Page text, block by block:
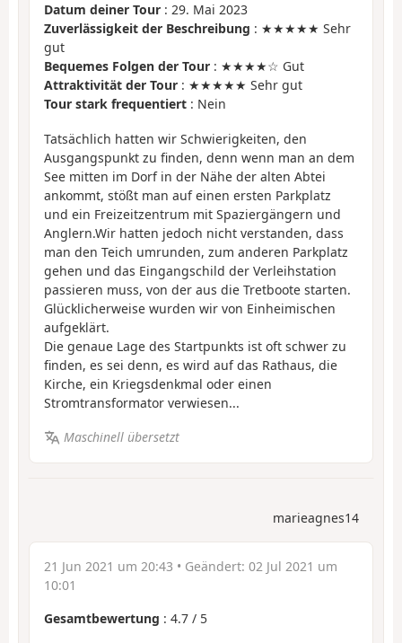
Datum deiner Tour : 29. Mai 2023
Zuverlässigkeit der Beschreibung : ★★★★★ Sehr
gut
Bequemes Folgen der Tour : ★★★★☆ Gut
Attraktivität der Tour : ★★★★★ Sehr gut
Tour stark frequentiert : Nein
Tatsächlich hatten wir Schwierigkeiten, den
Ausgangspunkt zu finden, denn wenn man an dem
See mitten im Dorf in der Nähe der alten Abtei
ankommt, stößt man auf einen ersten Parkplatz
und ein Freizeitzentrum mit Spaziergängern und
Anglern.Wir hatten jedoch nicht verstanden, dass
man den Teich umrunden, zum anderen Parkplatz
gehen und das Eingangschild der Verleihstation
passieren muss, von der aus die Tretboote starten.
Glücklicherweise wurden wir von Einheimischen
aufgeklärt.
Die genaue Lage des Startpunkts ist oft schwer zu
finden, es sei denn, es wird auf das Rathaus, die
Kirche, ein Kriegsdenkmal oder einen
Stromtransformator verwiesen...
Maschinell übersetzt
marieagnes14
21 Jun 2021 um 20:43 • Geändert: 02 Jul 2021 um
10:01
Gesamtbewertung : 4.7 / 5